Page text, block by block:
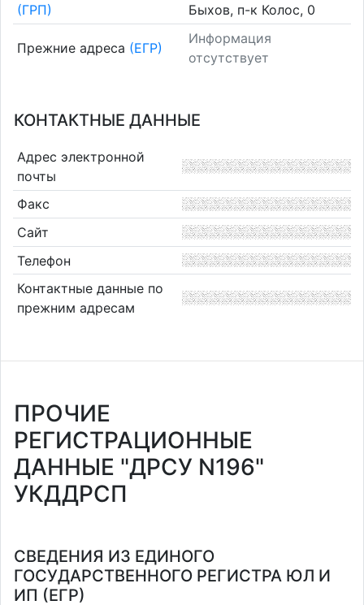
(ГРП)
Быхов, п-к Колос, 0
Прежние адреса (ЕГР)
Информация
отсутствует
КОНТАКТНЫЕ ДАННЫЕ
Адрес электронной
почты
Факс
Сайт
Телефон
Контактные данные по
прежним адресам
ПРОЧИЕ
РЕГИСТРАЦИОННЫЕ
ДАННЫЕ "ДРСУ N196"
УКДДРСП
СВЕДЕНИЯ ИЗ ЕДИНОГО
ГОСУДАРСТВЕННОГО РЕГИСТРА ЮЛ И
ИП (ЕГР)